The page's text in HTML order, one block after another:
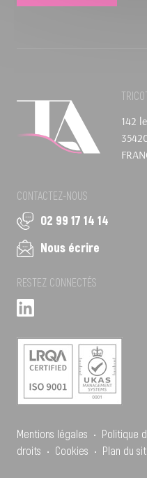
142
CONTACTEZ-NOUS
02 99 17 14 14
Nous écrire
RESTEZ CONNECTÉS
Mentions légales • Politique
droits • Cookies • Plan du